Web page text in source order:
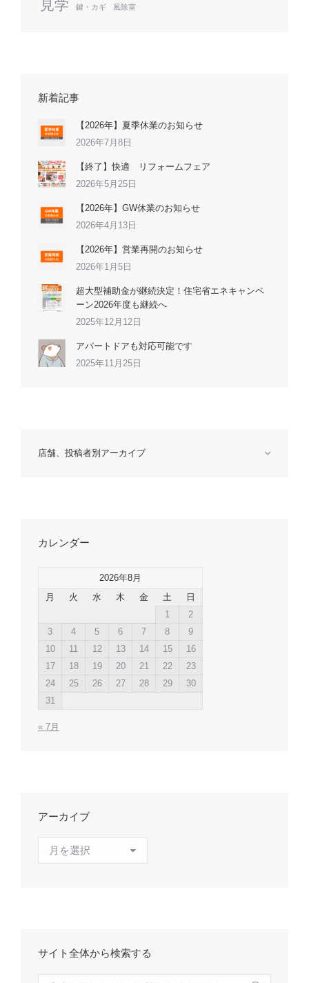
見学 鍵・カギ 風除室
新着記事
【2026年】夏季休業のお知らせ
2026年7月8日
【終了】快適 リフォームフェア
2026年5月25日
【2026年】GW休業のお知らせ
2026年4月13日
【2026年】営業再開のお知らせ
2026年1月5日
超大型補助金が継続決定！住宅省エネキャンペ
ーン2026年度も継続へ
2025年12月12日
アパートドアも対応可能です
2025年11月25日
店舗、投稿者別アーカイブ
カレンダー
2026年8月
月
火 水 木 金 土
日
1
2
3
4 5 6 7 8
9
10
11 12 13 14 15
16
17
18 19 20 21 22
23
24
25 26 27 28 29
30
31
« 7月
アーカイブ
サイト全体から検索する